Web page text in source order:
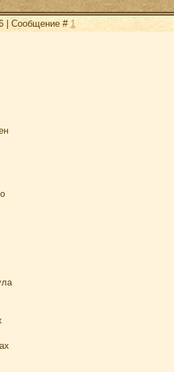
| Сообщение # 1